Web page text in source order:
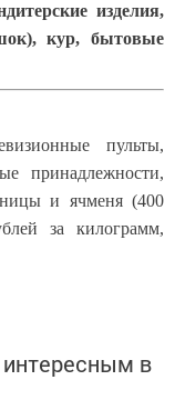
изделия,
кур, бытовые
пульты,
принадлежности,
и ячменя (400
за килограмм,
в